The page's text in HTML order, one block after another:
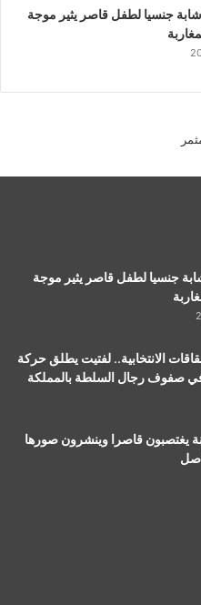
شابة جنسيا لطفل قاصر يثير موجة
جنسيا لطفل قاصر يثير موجة
الانتخابية.. لفتيت يطلق حركة
في صفوف رجال السلطة بالمملكة
يغتصبون قاصرا وينشرون صورها